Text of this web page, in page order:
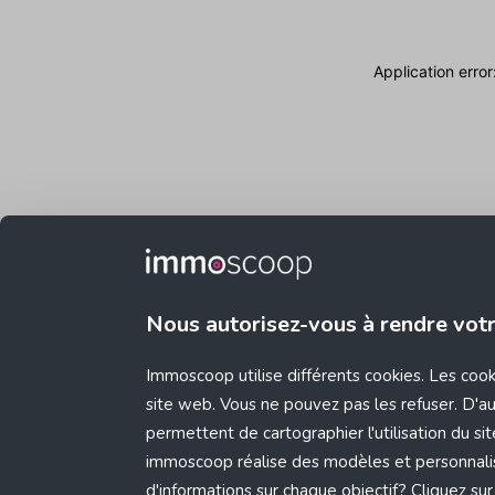
Nous autorisez-vous à rendre
Immoscoop utilise différents cookies. Les
site web. Vous ne pouvez pas les refuser.
permettent de cartographier l'utilisation du
immoscoop réalise des modèles et
d'informations sur chaque objectif? Cliquez
Application